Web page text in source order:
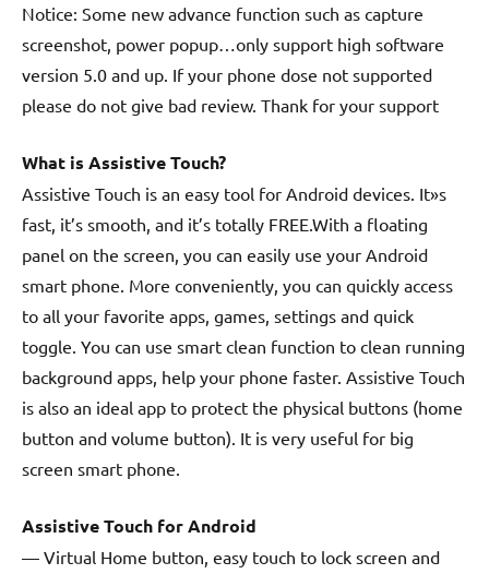
Notice: Some new advance function such as capture
screenshot, power popup…only support high software
version 5.0 and up. If your phone dose not supported
please do not give bad review. Thank for your support
What is Assistive Touch?
Assistive Touch is an easy tool for Android devices. It»s
fast, it’s smooth, and it’s totally FREE.With a floating
panel on the screen, you can easily use your Android
smart phone. More conveniently, you can quickly access
to all your favorite apps, games, settings and quick
toggle. You can use smart clean function to clean running
background apps, help your phone faster. Assistive Touch
is also an ideal app to protect the physical buttons (home
button and volume button). It is very useful for big
screen smart phone.
Assistive Touch for Android
— Virtual Home button, easy touch to lock screen and